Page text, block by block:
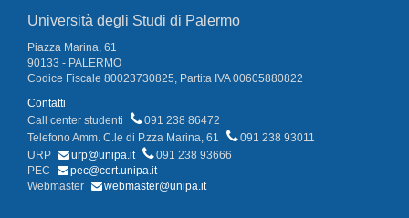
Università degli Studi di Palermo
Piazza Marina, 61
90133 - PALERMO
Codice Fiscale 80023730825, Partita IVA 00605880822
Contatti
Call center studenti
091 238 86472
Telefono Amm. C.le di P.zza Marina, 61
091 238 93011
URP
urp@unipa.it
091 238 93666
PEC
pec@cert.unipa.it
Webmaster
webmaster@unipa.it